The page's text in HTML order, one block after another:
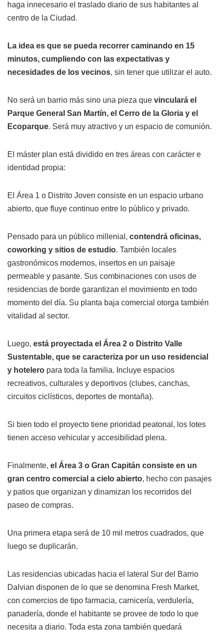
haga innecesario el traslado diario de sus habitantes al
centro de la Ciudad.
La idea es que se pueda recorrer caminando en 15
minutos, cumpliendo con las expectativas y
necesidades de los vecinos, sin tener que utilizar el auto.
No será un barrio más sino una pieza que vinculará el
Parque General San Martín, el Cerro de la Gloria y el
Ecoparque. Será muy atractivo y un espacio de comunión.
El máster plan está dividido en tres áreas con carácter e
identidad propia:
El Área 1 o Distrito Joven consiste en un espacio urbano
abierto, que fluye continuo entre lo público y privado.
Pensado para un público millenial, contendrá oficinas,
coworking y sitios de estudio. También locales
gastronómicos modernos, insertos en un paisaje
permeable y pasante. Sus combinaciones con usos de
residencias de borde garantizan el movimiento en todo
momento del día. Su planta baja comercial otorga también
vitalidad al sector.
Luego, está proyectada el Área 2 o Distrito Valle
Sustentable, que se caracteriza por un uso residencial
y hotelero para toda la familia. Incluye espacios
recreativos, culturales y deportivos (clubes, canchas,
circuitos ciclísticos, deportes de montaña).
Si bien todo el proyecto tiene prioridad peatonal, los lotes
tienen acceso vehicular y accesibilidad plena.
Finalmente, el Área 3 o Gran Capitán consiste en un
gran centro comercial a cielo abierto, hecho con pasajes
y patios que organizan y dinamizan los recorridos del
paseo de compras.
Una primera etapa será de 10 mil metros cuadrados, que
luego se duplicarán.
Las residencias ubicadas hacia el lateral Sur del Barrio
Dalvian disponen de lo que se denomina Fresh Market,
con comercios de tipo farmacia, carnicería, verdulería,
panadería, donde el habitante se provee de todo lo que
necesita a diario. Toda esta zona también quedará